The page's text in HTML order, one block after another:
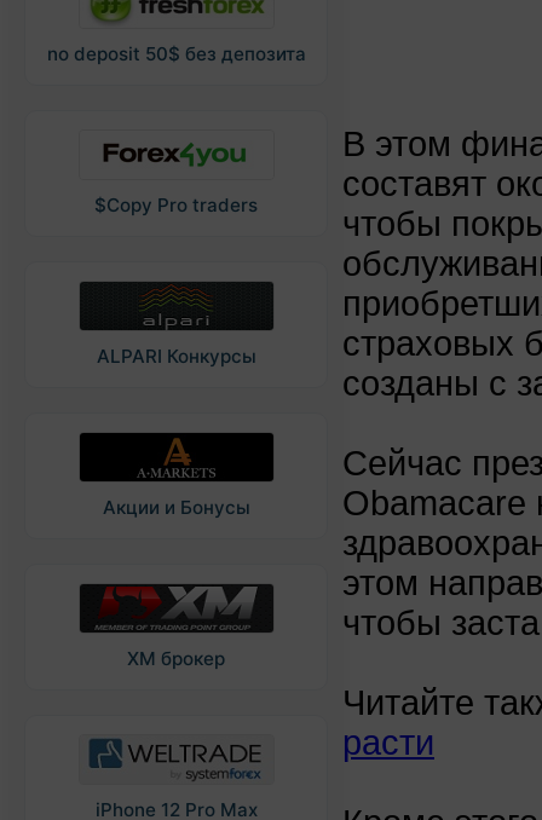
no deposit 50$ без депозита
$Copy Pro traders
ALPARI Конкурсы
Акции и Бонусы
XM брокер
iPhone 12 Pro Max
В этом
составят
чтобы
страховых
созданы с
Сейчас
Obamacare
этом
чтобы
Читайте
расти